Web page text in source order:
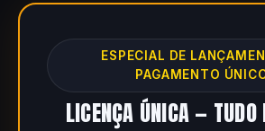
ESPECIAL DE
PAGAMENTO
LICENÇA ÚNICA — TUDO